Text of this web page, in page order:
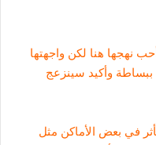
نهجها هنا لكن واجهتها
وأكيد سينزعج
في بعض الأماكن مثل